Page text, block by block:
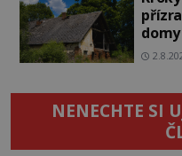
NENECHTE SI